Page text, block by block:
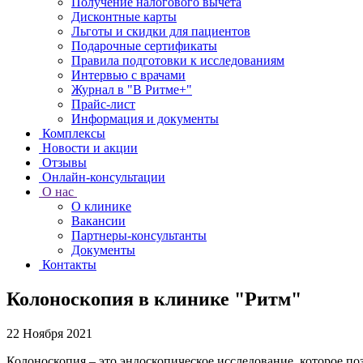
Дисконтные карты
Льготы и скидки для пациентов
Подарочные сертификаты
Правила подготовки к исследованиям
Интервью с врачами
Журнал в "В Ритме+"
Прайс-лист
Информация и документы
Комплексы
Новости и акции
Отзывы
Онлайн-консультации
О нас
О клинике
Вакансии
Партнеры-консультанты
Документы
Контакты
Колоноскопия в клинике "Ритм"
22 Ноября 2021